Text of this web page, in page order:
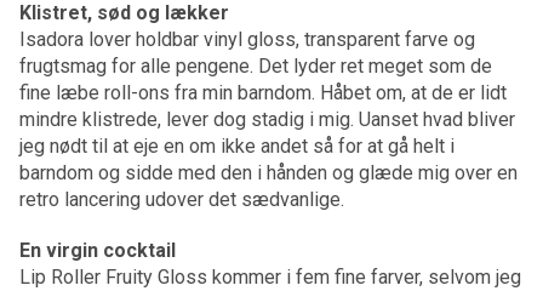
Klistret, sød og lækker
Isadora lover holdbar vinyl gloss, transparent farve og
frugtsmag for alle pengene. Det lyder ret meget som de
fine læbe roll-ons fra min barndom. Håbet om, at de er lidt
mindre klistrede, lever dog stadig i mig. Uanset hvad bliver
jeg nødt til at eje en om ikke andet så for at gå helt i
barndom og sidde med den i hånden og glæde mig over en
retro lancering udover det sædvanlige.
En virgin cocktail
Lip Roller Fruity Gloss kommer i fem fine farver, selvom jeg